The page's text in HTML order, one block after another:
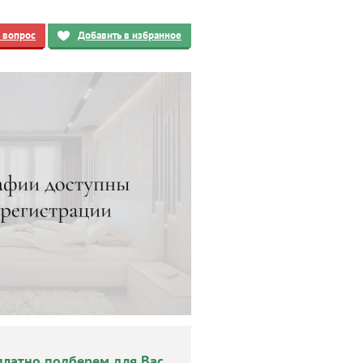
вопрос Добавить в избранное